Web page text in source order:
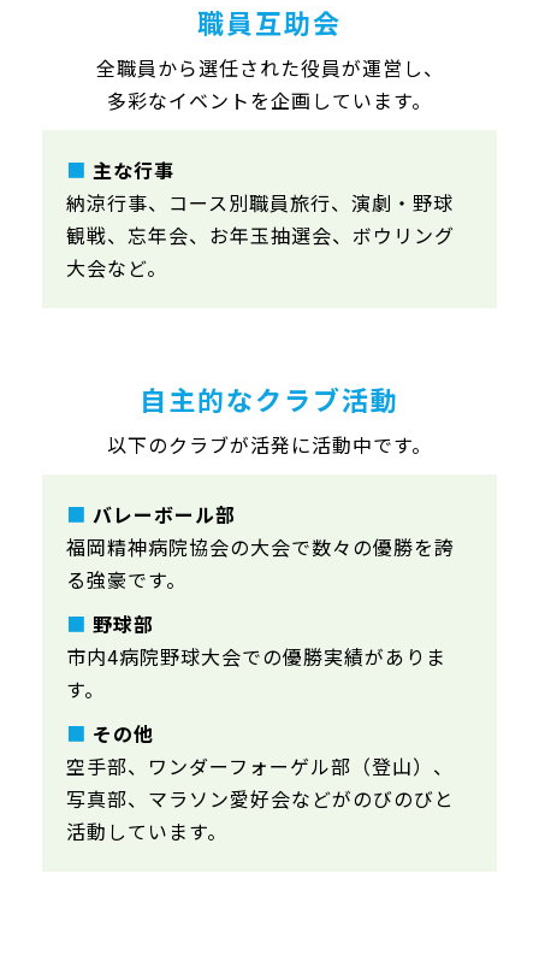
職員互助会
全職員から選任された役員が運営し、
多彩なイベントを企画しています。
■ 主な行事
納涼行事、コース別職員旅行、演劇・野球
観戦、忘年会、お年玉抽選会、ボウリング
大会など。
自主的なクラブ活動
以下のクラブが活発に活動中です。
■ バレーボール部
福岡精神病院協会の大会で数々の優勝を誇
る強豪です。
■ 野球部
市内4病院野球大会での優勝実績がありま
す。
■ その他
空手部、ワンダーフォーゲル部（登山）、
写真部、マラソン愛好会などがのびのびと
活動しています。